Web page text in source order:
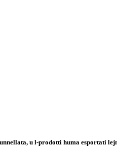
u l-prodotti huma esportati